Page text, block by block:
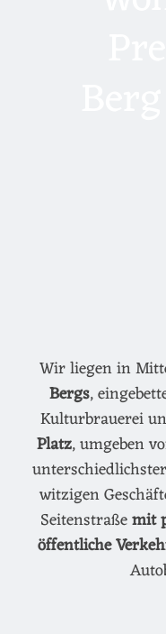
Wir liegen in
Bergs,
Kulturbrauerei
Platz, umgeben
witzigen
Seitenstraßemit
öffentliche